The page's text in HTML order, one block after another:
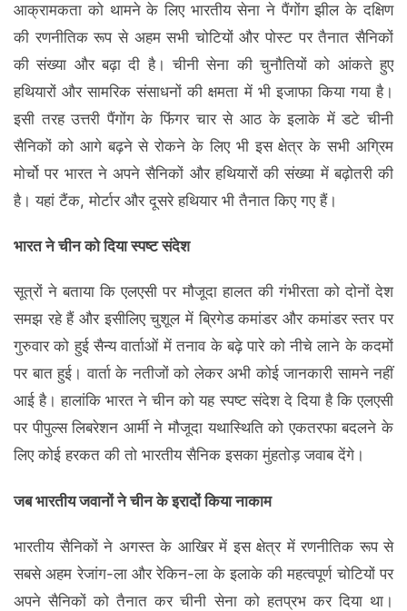
आक्रामकता को थामने के लिए भारतीय सेना ने पैंगोंग झील के दक्षिण
की रणनीतिक रूप से अहम सभी चोटियों और पोस्ट पर तैनात सैनिकों
की संख्या और बढ़ा दी है। चीनी सेना की चुनौतियों को आंकते हुए
हथियारों और सामरिक संसाधनों की क्षमता में भी इजाफा किया गया है।
इसी तरह उत्तरी पैंगोंग के फिंगर चार से आठ के इलाके में डटे चीनी
सैनिकों को आगे बढ़ने से रोकने के लिए भी इस क्षेत्र के सभी अग्रिम
मोर्चो पर भारत ने अपने सैनिकों और हथियारों की संख्या में बढ़ोतरी की
है। यहां टैंक, मोर्टार और दूसरे हथियार भी तैनात किए गए हैं।
भारत ने चीन को दिया स्पष्ट संदेश
सूत्रों ने बताया कि एलएसी पर मौजूदा हालत की गंभीरता को दोनों देश
समझ रहे हैं और इसीलिए चुशूल में ब्रिगेड कमांडर और कमांडर स्तर पर
गुरुवार को हुई सैन्य वार्ताओं में तनाव के बढ़े पारे को नीचे लाने के कदमों
पर बात हुई। वार्ता के नतीजों को लेकर अभी कोई जानकारी सामने नहीं
आई है। हालांकि भारत ने चीन को यह स्पष्ट संदेश दे दिया है कि एलएसी
पर पीपुल्स लिबरेशन आर्मी ने मौजूदा यथास्थिति को एकतरफा बदलने के
लिए कोई हरकत की तो भारतीय सैनिक इसका मुंहतोड़ जवाब देंगे।
जब भारतीय जवानों ने चीन के इरादों किया नाकाम
भारतीय सैनिकों ने अगस्त के आखिर में इस क्षेत्र में रणनीतिक रूप से
सबसे अहम रेजांग-ला और रेकिन-ला के इलाके की महत्वपूर्ण चोटियों पर
अपने सैनिकों को तैनात कर चीनी सेना को हतप्रभ कर दिया था।